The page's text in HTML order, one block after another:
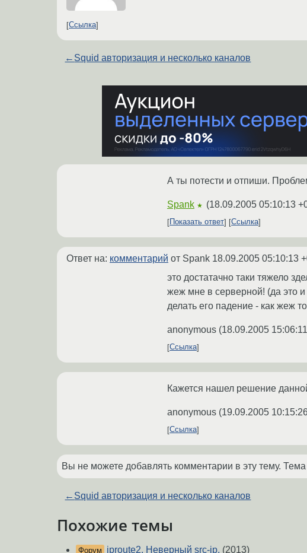
Ссылка
← Squid авторизация и несколько каналов
А ты потести и отпиши.
Spank ★ (18.09.2005 05:10:13
Показать ответ Ссылка
Ответ на: комментарий от Spank 18.09.2005 05:10:13
это достатачно таки тяжело
жеж мне в серверной! (да это и
делать его падение - как жеж
anonymous (18.09.2005
Ссылка
Кажется нашел решение
anonymous (19.09.2005
Ссылка
Вы не можете добавлять комментарии в эту тему.
← Squid авторизация и несколько каналов
Похожие темы
Форум iproute2. Неверный src-ip. (2013)